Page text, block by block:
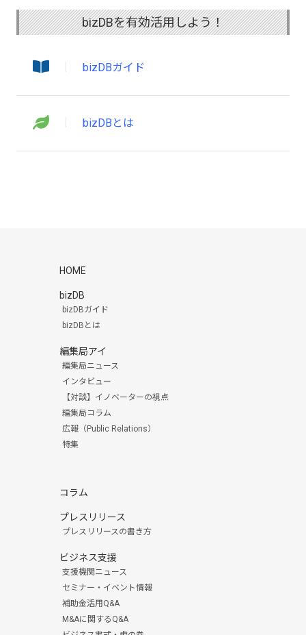
bizDBを有効活用しよう！
bizDBガイド
bizDBとは
HOME
bizDB
bizDBガイド
bizDBとは
編集局アイ
編集局ニュース
インタビュー
【対談】イノベーターの視点
編集局コラム
広報（Public Relations）
特集
コラム
プレスリリース
プレスリリースの書き方
ビジネス支援
支援機関ニュース
セミナー・イベント情報
補助金活用Q&A
M&Aに関するQ&A